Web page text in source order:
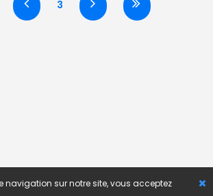
3
navigation sur notre site, vous acceptez